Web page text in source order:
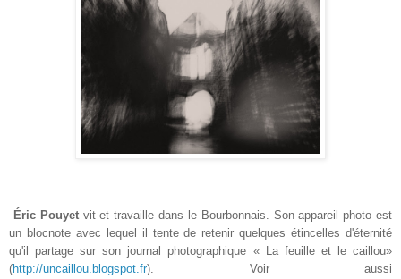
Éric Pouyet vit et travaille dans le Bourbonnais. Son appareil photo est
un blocnote avec lequel il tente de retenir quelques étincelles d'éternité
qu'il partage sur son journal photographique « La feuille et le caillou»
(http://uncaillou.blogspot.fr). Voir aussi